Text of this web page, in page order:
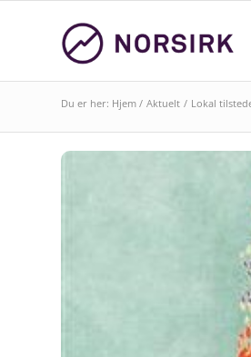
Du er her: Hjem / Aktuelt / Lokal